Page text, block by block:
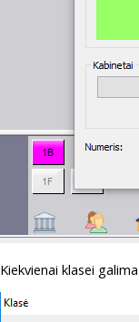
Kiekvienai klasei